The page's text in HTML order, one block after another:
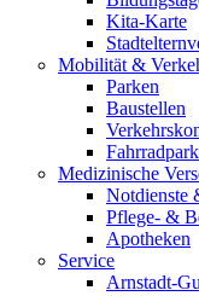
Kita-Karte
Mobilität &
Parken
Baustellen
Medizinische
Notdienste
Pflege- &
Apotheken
Service
Arnstadt-